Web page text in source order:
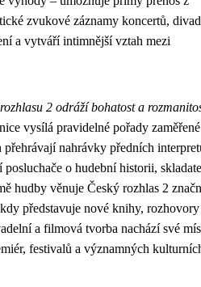
zvukové záznamy koncertů,
a vytváří intimnější vztah mezi
2 odráží bohatost a
vysílá pravidelné pořady
nahrávky předních
posluchače o hudební historii,
hudby věnuje Český rozhlas 2
představuje nové knihy, rozhovory
a filmová tvorba nachází své
festivalů a významných